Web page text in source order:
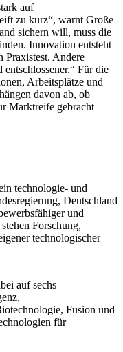
auf
zu kurz“, warnt Große
sichern will, muss die
Innovation entsteht
Praxistest. Andere
Für die
Arbeitsplätze und
davon ab, ob
Marktreife gebracht
technologie- und
Deutschland
und
Forschung,
technologischer
auf sechs
Fusion und
für